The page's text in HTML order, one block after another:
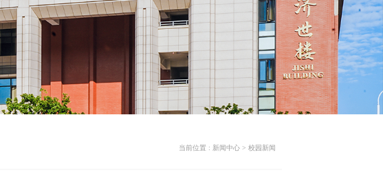
当前位置 : 新闻中心> 校园新闻